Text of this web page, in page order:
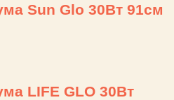
Sun Glo 30Вт 91см
LIFE GLO 30Bт